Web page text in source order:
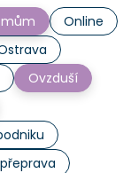
Online
Ovzduší